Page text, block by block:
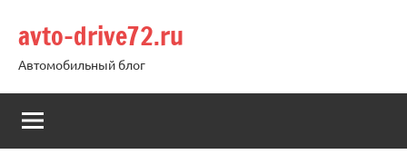
содержимому
avto-drive72.ru
Автомобильный блог